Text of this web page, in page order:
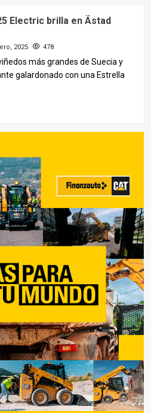
Electric brilla en Ästad
2025 478
más grandes de Suecia y
galardonado con una Estrella